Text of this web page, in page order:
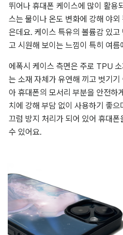
에폭시 케이스로 시원한 여름
에폭시는 열경화성 플라스틱의 한
뛰어나 휴대폰 케이스에 많이 활용
스는 물이나 온도 변화에 강해 야
은데요. 케이스 특유의 볼륨감 있고
에폭시 케이스 측면은 주로 TPU
는 소재 자체가 유연해 끼고 벗기기
아 휴대폰의 모서리 부분을 안전하
치에 강해 부담 없이 사용하기 좋으
끄럼 방지 처리가 되어 있어 휴대폰
수 있어요.